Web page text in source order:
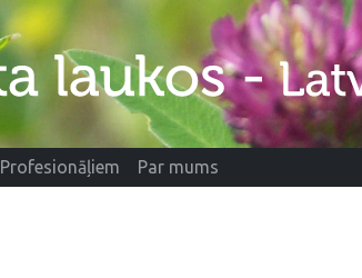
Profesionāļiem Par mums